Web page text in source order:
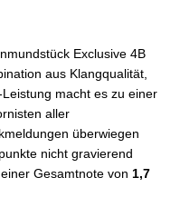
Exclusive 4B
aus Klangqualität,
macht es zu einer
aller
überwiegen
nicht gravierend
Gesamtnote von 1,7